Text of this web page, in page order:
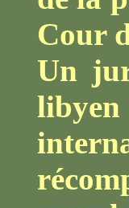
Cour
Un